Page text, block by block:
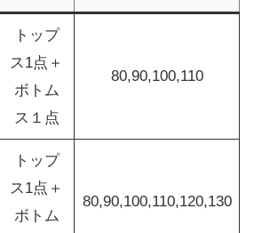
トップ
ス1点＋
ボトム
ス１点
80,90,100,110
トップ
ス1点＋
ボトム
80,90,100,110,120,130